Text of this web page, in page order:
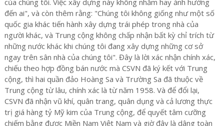
đến ai", và còn thêm rằng: "Chúng tôi không giống như một số
quốc gia khác tiến hành xây dựng trái phép trong nhà của
người khác, và Trung cộng không chấp nhận bất kỳ chỉ trích từ
những nước khác khi chúng tôi đang xây dựng những cơ sở
ngay trên sân nhà của chúng tôi". Đây là lời xác nhận chính xác,
chiếu theo hợp đồng bán nước mà CSVN đã ký kết với Trung
cộng, thì hai quần đảo Hoàng Sa và Trường Sa đã thuộc về
Trung cộng từ lâu, chính xác là từ năm 1958. Và để đổi lại,
CSVN đã nhận vũ khí, quân trang, quân dụng và cả lương thực
trị giá hàng tỷ Mỹ kim của Trung cộng, để quyết tâm cưỡng
chiếm bằng được Miền Nam Việt Nam và giờ đây là dâng toàn